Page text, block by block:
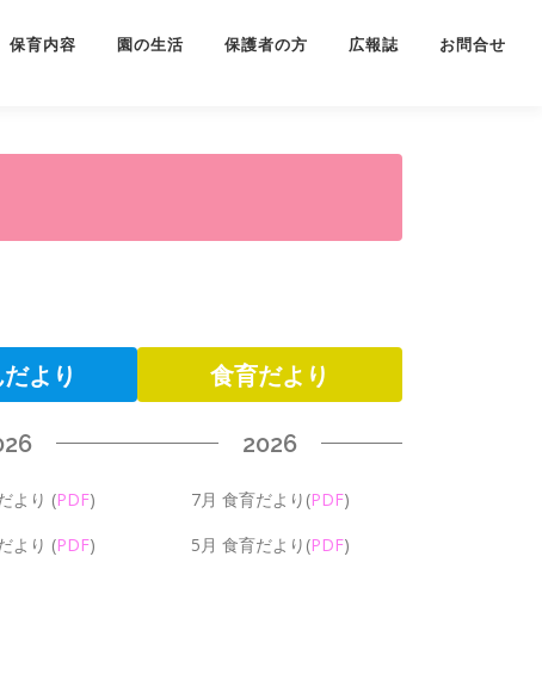
保育内容 園の生活 保護者の方 広報誌 お問合せ
より
より (PDF)
より (PDF)
食育だより
2026
7月 食育だより (PDF)
5月 食育だより (PDF)